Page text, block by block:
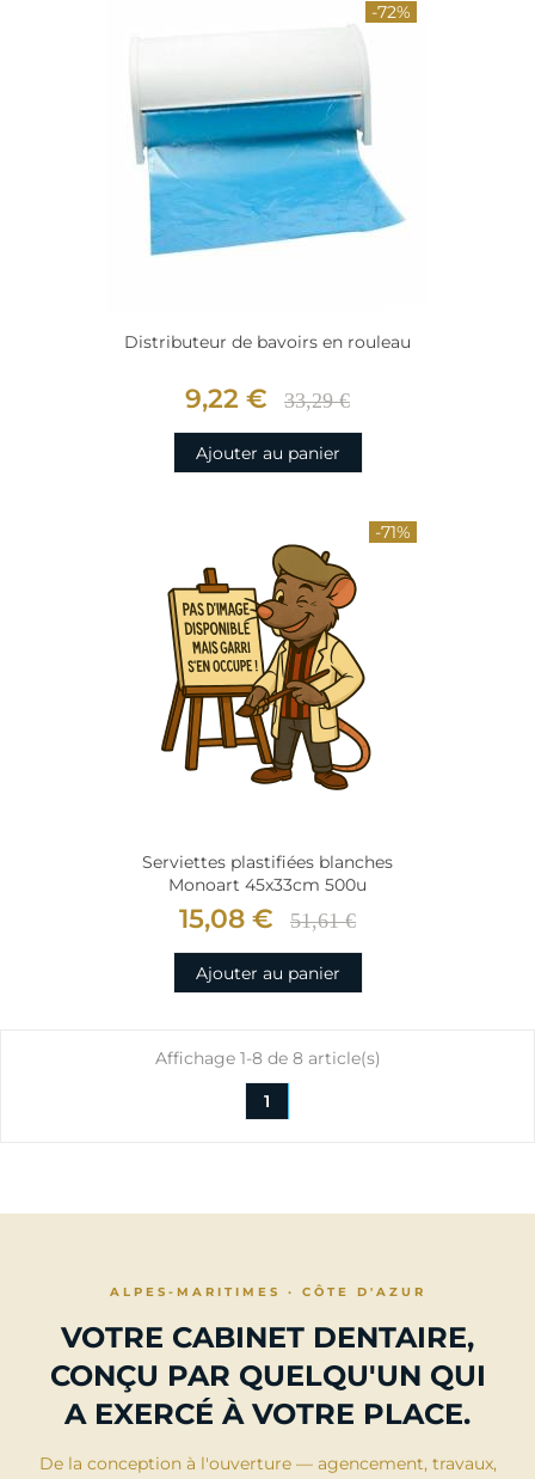
-72%
Distributeur de bavoirs en rouleau
9,22 € 33,29 €
Ajouter au panier
-71%
Serviettes plastifiées blanches
Monoart 45x33cm 500u
15,08 € 51,61 €
Ajouter au panier
Affichage 1-8 de 8 article(s)
1
ALPES-MARITIMES · CÔTE D'AZUR
VOTRE CABINET DENTAIRE,
CONÇU PAR QUELQU'UN QUI
A EXERCÉ À VOTRE PLACE.
De la conception à l'ouverture — agencement, travaux,